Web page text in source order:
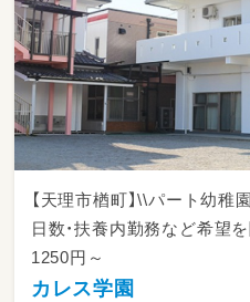
【天理市楢町】\\パート幼
日数・扶養内勤務など希望
1250円～
カレス学園